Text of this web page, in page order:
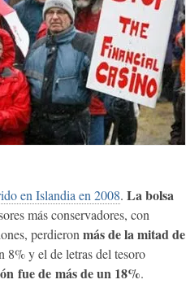
en Islandia en 2008. La bolsa
más conservadores, con
perdieron más de la mitad de
8% y el de letras del tesoro
fue de más de un 18%.